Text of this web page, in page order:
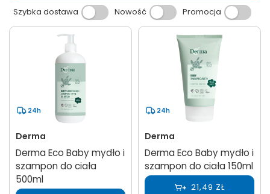
Szybka dostawa Nowość Promocja
24h
Derma
Derma Eco Baby mydło i
szampon do ciała
500ml
24h
Derma
Derma Eco Baby mydło i
szampon do ciała 150ml
21,49 ZŁ